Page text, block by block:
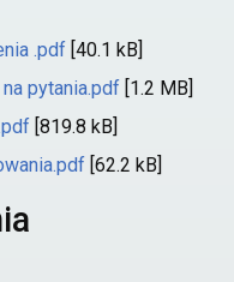
.pdf [40.1 kB]
pytania.pdf [1.2 MB]
[819.8 kB]
[62.2 kB]